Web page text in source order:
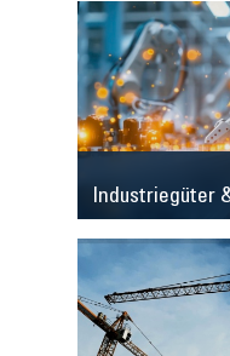
Industriegüter